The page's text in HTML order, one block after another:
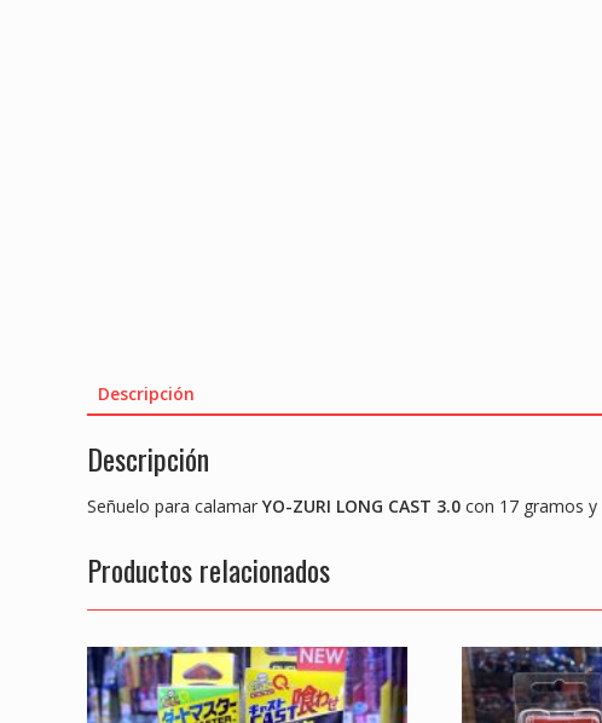
Descripción
Descripción
Señuelo para calamar YO-ZURI LONG CAST 3.0 con 17 gramos y
Productos relacionados